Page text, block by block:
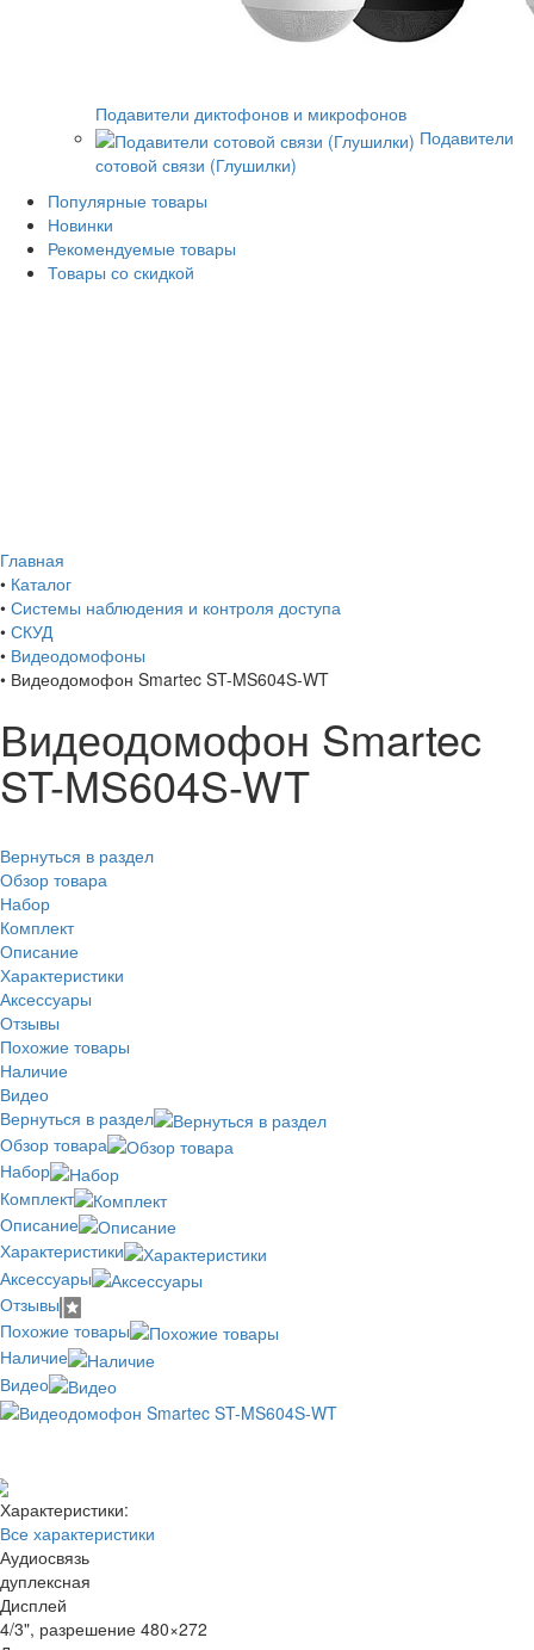
Подавители диктофонов и микрофонов
Подавители
сотовой связи (Глушилки)
Популярные товары
Новинки
Рекомендуемые товары
Товары со скидкой
Главная
• Каталог
• Системы наблюдения и контроля доступа
• СКУД
• Видеодомофоны
• Видеодомофон Smartec ST-MS604S-WT
Видеодомофон Smartec
ST-MS604S-WT
Вернуться в раздел
Обзор товара
Набор
Комплект
Описание
Характеристики
Аксессуары
Отзывы
Похожие товары
Наличие
Видео
Вернуться в раздел
Обзор товара
Набор
Комплект
Описание
Характеристики
Аксессуары
Отзывы
Похожие товары
Наличие
Видео
Характеристики:
Все характеристики
Аудиосвязь
дуплексная
Дисплей
4/3", разрешение 480×272